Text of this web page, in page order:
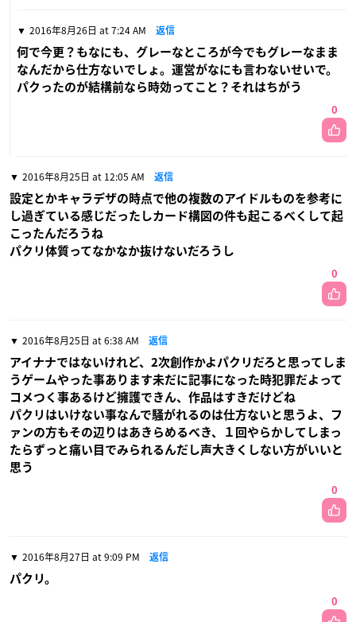
2016年8月26日 at 7:24 AM 返信
何で今更？もなにも、グレーなところが今でもグレーなまま
なんだから仕方ないでしょ。運営がなにも言わないせいで。
パクったのが結構前なら時効ってこと？それはちがう
0
2016年8月25日 at 12:05 AM 返信
設定とかキャラデザの時点で他の複数のアイドルものを参考に
し過ぎている感じだったしカード構図の件も起こるべくして起
こったんだろうね
パクリ体質ってなかなか抜けないだろうし
0
2016年8月25日 at 6:38 AM 返信
アイナナではないけれど、2次創作かよパクリだろと思ってしま
うゲームやった事あります未だに記事になった時犯罪だよって
コメつく事あるけど擁護できん、作品はすきだけどね
パクリはいけない事なんで騒がれるのは仕方ないと思うよ、フ
ァンの方もその辺りはあきらめるべき、１回やらかしてしまっ
たらずっと痛い目でみられるんだし声大きくしない方がいいと
思う
0
2016年8月27日 at 9:09 PM 返信
パクリ。
0